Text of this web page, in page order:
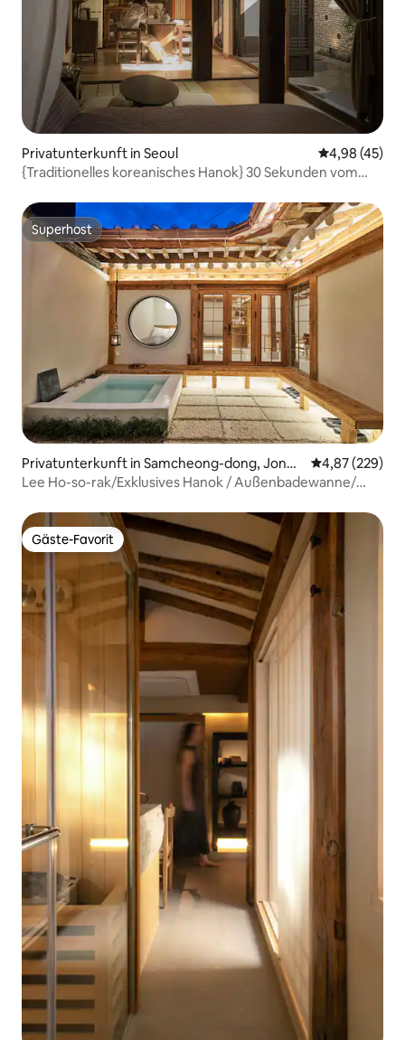
Privatunterkunft in Seoul
4,98 (45)
{Traditionelles koreanisches Hanok} 30 Sekunden vom
eigenständigen Hanok / DDP / Cheonggyecheon /
Jongno / Als ausgezeichnetes Hanok ausgezeichnet /
Maximal 5 Personen /
Superhost
Superhost
Privatunterkunft in Samcheong-dong, Jongn
o-gu
4,87 (229)
Lee Ho-so-rak/Exklusives Hanok / Außenbadewanne/
Gäste-Favorit
Gäste-Favorit